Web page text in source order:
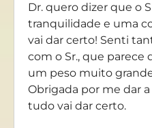
Dr. quero dizer que o
tranquilidade e uma
vai dar certo! Senti
com o Sr., que parece
um peso muito
Obrigada por me dar
tudo vai dar certo.